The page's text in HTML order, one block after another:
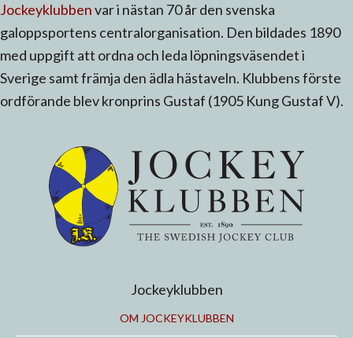
Jockeyklubbenvar i nästan 70 år den svenska
galoppsportens centralorganisation. Den bildades 1890
med uppgift att ordna och leda löpningsväsendet i
Sverige samt främja den ädla hästaveln. Klubbens förste
ordförande blev kronprins Gustaf (1905 Kung Gustaf V).
Jockeyklubben
OM JOCKEYKLUBBEN